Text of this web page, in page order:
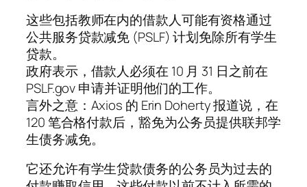
这些包括教师在内的借款人可能有资格通过
公共服务贷款减免 (PSLF) 计划免除所有学生
贷款。
政府表示，借款人必须在 10 月 31 日之前在
PSLF.gov 申请并证明他们的工作。
言外之意：Axios 的 Erin Doherty 报道说，在
120 笔合格付款后，豁免为公务员提供联邦学
生债务减免。
它还允许有学生贷款债务的公务员为过去的